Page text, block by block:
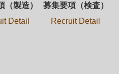
（製造）
Detail
募集要項（検査）
Recruit Detail